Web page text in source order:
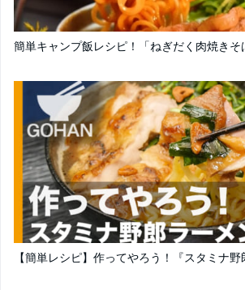
簡単キャンプ飯レシピ！「ねぎだく肉焼きそ
【簡単レシピ】作ってやろう！『スタミナ